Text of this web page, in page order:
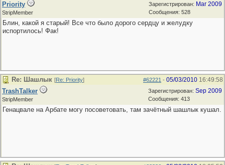
Зарегистрирован: Mar 2009
Сообщения: 528
Priority
StripMember
Блин, какой я старый! Все что было дорого сердцу и желудку
испортилось! Фак!
#62221 - 05/03/2010 16:49:58
Re: Шашлык [Re: Priority]
Зарегистрирован: Sep 2009
Сообщения: 413
TrashTalker
StripMember
Генацвале на Арбате могу посоветовать, там зачётный шашлык кушал.